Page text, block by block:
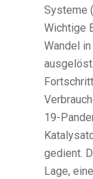
Systeme
Wichtige
Wandel
19-
gedient.
Lage,